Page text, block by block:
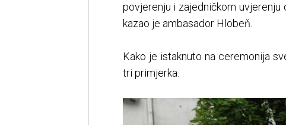
povjerenju i zajedničkom
kazao je ambasador Hlobeň.
Kako je istaknuto na ceremonija
tri primjerka.